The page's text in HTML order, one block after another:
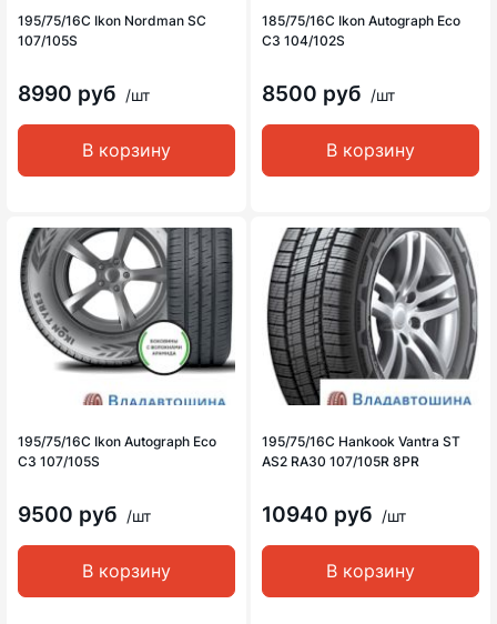
195/75/16C Ikon Nordman SC
107/105S
8990 руб /шт
В корзину
185/75/16C Ikon Autograph Eco
C3 104/102S
8500 руб /шт
В корзину
195/75/16C Ikon Autograph Eco
C3 107/105S
9500 руб /шт
В корзину
195/75/16C Hankook Vantra ST
AS2 RA30 107/105R 8PR
10940 руб /шт
В корзину